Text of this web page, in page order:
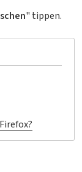
" tippen.